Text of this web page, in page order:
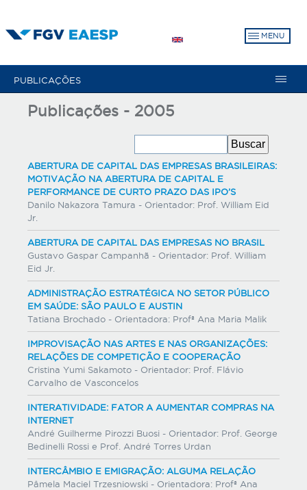
para
MENU
PUBLICAÇÕES
Publicações - 2005
ABERTURA DE CAPITAL DAS EMPRESAS BRASILEIRAS:
MOTIVAÇÃO NA ABERTURA DE CAPITAL E
PERFORMANCE DE CURTO PRAZO DAS IPO’S
Danilo Nakazora Tamura - Orientador: Prof. William Eid
Jr.
ABERTURA DE CAPITAL DAS EMPRESAS NO BRASIL
Gustavo Gaspar Campanhã - Orientador: Prof. William
Eid Jr.
ADMINISTRAÇÃO ESTRATÉGICA NO SETOR PÚBLICO
EM SAÚDE: SÃO PAULO E AUSTIN
Tatiana Brochado - Orientadora: Profª Ana Maria Malik
IMPROVISAÇÃO NAS ARTES E NAS ORGANIZAÇÕES:
RELAÇÕES DE COMPETIÇÃO E COOPERAÇÃO
Cristina Yumi Sakamoto - Orientador: Prof. Flávio
Carvalho de Vasconcelos
INTERATIVIDADE: FATOR A AUMENTAR COMPRAS NA
INTERNET
André Guilherme Pirozzi Buosi - Orientador: Prof. George
Bedinelli Rossi e Prof. André Torres Urdan
INTERCÂMBIO E EMIGRAÇÃO: ALGUMA RELAÇÃO
Pâmela Maciel Trzesniowski - Orientadora: Profª Ana